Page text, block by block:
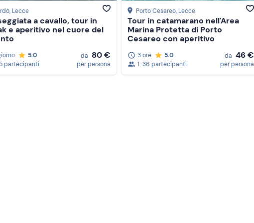
, Lecce
a cavallo, tour in
e aperitivo nel cuore del
5.0
partecipanti
da 80 €
per persona
Porto Cesareo, Lecce
Tour in catamarano nell'Area
Marina Protetta di Porto
Cesareo con aperitivo
3 ore
5.0
1-36 partecipanti
da 46 €
per persona